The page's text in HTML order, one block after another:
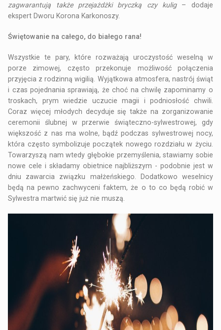
zagwarantują także przejażdżki bryczką czy kulig – dodaje
ekspert Dworu Korona Karkonoszy.
Świętowanie na całego, do białego rana!
Wszystkie te pary, które rozważają uroczystość weselną w
porze zimowej, często przekonuje możliwość połączenia
przyjęcia z rodzinną wigilią. Wyjątkowa atmosfera, nastrój świąt
i czas pojednania sprawiają, że choć na chwilę zapominamy o
troskach, prym wiedzie uczucie magii i podniosłość chwili.
Coraz więcej młodych decyduje się także na zorganizowanie
ceremonii ślubnej w przerwie świąteczno-sylwestrowej, gdy
większość z nas ma wolne, bądź podczas sylwestrowej nocy,
która często symbolizuje początek nowego rozdziału w życiu.
Towarzyszą nam wtedy głębokie przemyślenia, stawiamy sobie
nowe cele i składamy obietnice najbliższym - podobnie jest w
dniu zawarcia związku małżeńskiego. Dodatkowo weselnicy
będą na pewno zachwyceni faktem, że o to co będą robić w
Sylwestra martwić się już nie muszą.